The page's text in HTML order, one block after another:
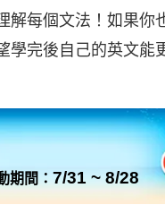
解每個文法！如果你
學完後自己的英文能
期間：7/31 ~ 8/28